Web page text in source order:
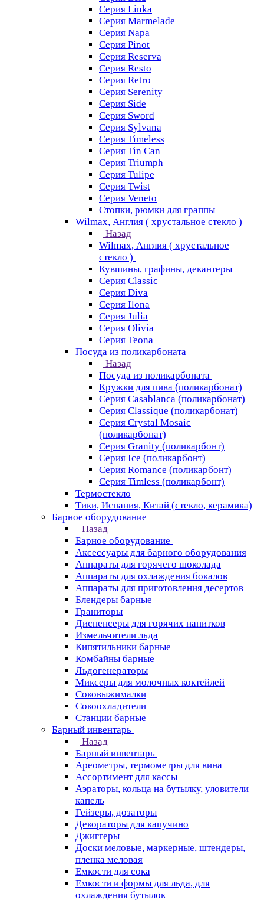
Серия Linka
Серия Marmelade
Серия Napa
Серия Pinot
Серия Reserva
Серия Resto
Серия Retro
Серия Serenity
Серия Side
Серия Sword
Серия Sуlvana
Серия Timeless
Серия Tin Can
Серия Triumph
Серия Tulipe
Серия Twist
Серия Veneto
Стопки, рюмки для граппы
Wilmax, Англия ( хрустальное стекло )
Назад
Wilmax, Англия ( хрустальное
стекло )
Кувшины, графины, декантеры
Серия Classic
Серия Diva
Серия Ilona
Серия Julia
Серия Olivia
Серия Teona
Посуда из поликарбоната
Назад
Посуда из поликарбоната
Кружки для пива (поликарбонат)
Серия Casablanсa (поликарбонат)
Серия Classique (поликарбонат)
Серия Crystal Mosaic
(поликарбонат)
Серия Granity (поликарбонт)
Серия Ice (поликарбонт)
Серия Romance (поликарбонт)
Серия Timless (поликарбонт)
Термостекло
Тики, Испания, Китай (стекло, керамика)
Барное оборудование
Назад
Барное оборудование
Аксессуары для барного оборудования
Аппараты для горячего шоколада
Аппараты для охлаждения бокалов
Аппараты для приготовления десертов
Блендеры барные
Граниторы
Диспенсеры для горячих напитков
Измельчители льда
Кипятильники барные
Комбайны барные
Льдогенераторы
Миксеры для молочных коктейлей
Соковыжималки
Сокоохладители
Станции барные
Барный инвентарь
Назад
Барный инвентарь
Ареометры, термометры для вина
Ассортимент для кассы
Аэраторы, кольца на бутылку, уловители
капель
Гейзеры, дозаторы
Декораторы для капучино
Джиггеры
Доски меловые, маркерные, штендеры,
пленка меловая
Емкости для сока
Емкости и формы для льда, для
охлаждения бутылок